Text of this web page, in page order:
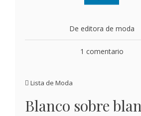
De editora de moda
1 comentario
Lista de Moda
Blanco sobre